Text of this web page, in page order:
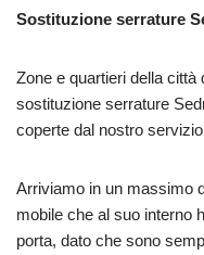
Sostituzione serrature
Zone e quartieri della
sostituzione serrature
coperte dal nostro
Arriviamo in un massimo
mobile che al suo interno
porta, dato che sono